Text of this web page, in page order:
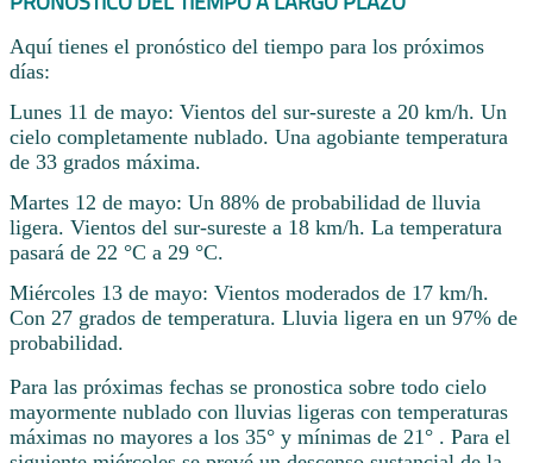
Aquí tienes el pronóstico del tiempo para los próximos
días:
Lunes 11 de mayo: Vientos del sur-sureste a 20 km/h. Un
cielo completamente nublado. Una agobiante temperatura
de 33 grados máxima.
Martes 12 de mayo: Un 88% de probabilidad de lluvia
ligera. Vientos del sur-sureste a 18 km/h. La temperatura
pasará de 22 °C a 29 °C.
Miércoles 13 de mayo: Vientos moderados de 17 km/h.
Con 27 grados de temperatura. Lluvia ligera en un 97% de
probabilidad.
Para las próximas fechas se pronostica sobre todo cielo
mayormente nublado con lluvias ligeras con temperaturas
máximas no mayores a los 35° y mínimas de 21° . Para el